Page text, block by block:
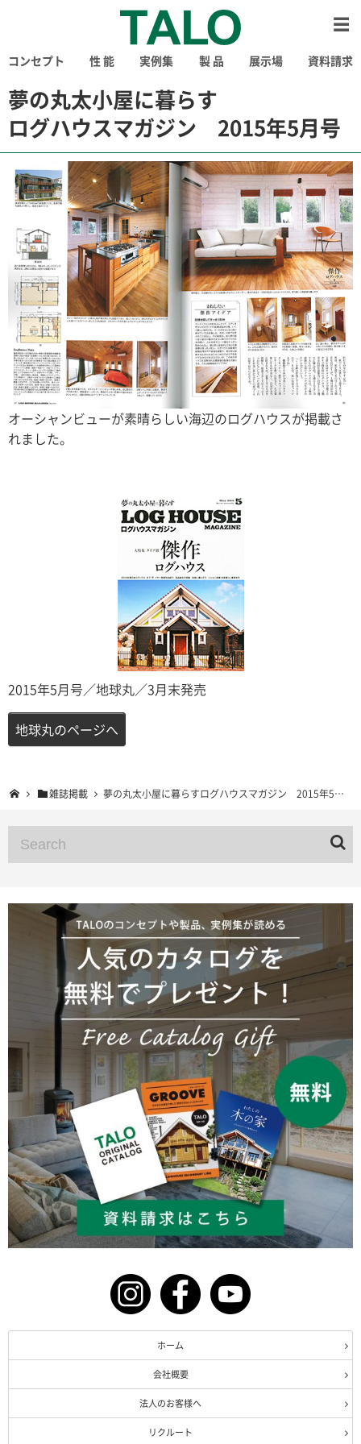
コンセプト 性 能 実例集 製 品 展示場 資料請求
夢の丸太小屋に暮らす
ログハウスマガジン 2015年5月号
オーシャンビューが素晴らしい海辺のログハウスが掲載さ
れました。
2015年5月号／地球丸／3月末発売
地球丸のページへ
雑誌掲載 夢の丸太小屋に暮らすログハウスマガジン 2015年5月号
ホーム
会社概要
法人のお客様へ
リクルート